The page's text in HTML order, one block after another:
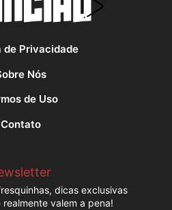
de Privacidade
Nós
de Uso
Contato
dicas exclusivas
valem a pena!